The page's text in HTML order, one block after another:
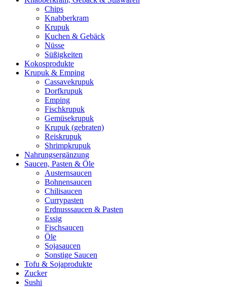
Chips
Knabberkram
Krupuk
Kuchen & Gebäck
Nüsse
Süßigkeiten
Kokosprodukte
Krupuk & Emping
Cassavekrupuk
Dorfkrupuk
Emping
Fischkrupuk
Gemüsekrupuk
Krupuk (gebraten)
Reiskrupuk
Shrimpkrupuk
Nahrungsergänzung
Saucen, Pasten & Öle
Austernsaucen
Bohnensaucen
Chilisaucen
Currypasten
Erdnusssaucen & Pasten
Essig
Fischsaucen
Öle
Sojasaucen
Sonstige Saucen
Tofu & Sojaprodukte
Zucker
Sushi